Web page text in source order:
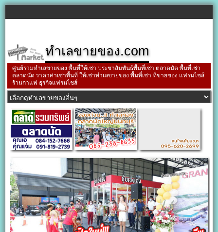
ทำเลขายของ.com
ศูนย์รวมทำเลขายของ พื้นที่ให้เช่า ประชาสัมพันธ์พื้นที่เช่า ตลาดนัด พื้นที่เช่า
ตลาดนัด ราคาค่าเช่าพื้นที่ ให้เช่าทำเลขายของ พื้นที่เช่า ที่ขายของ แฟรนไชส์
ร้านกาแฟ ธุรกิจแฟรนไชส์